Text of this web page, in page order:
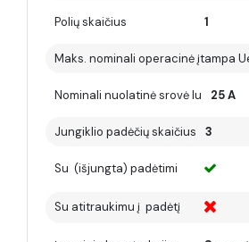
Polių skaičius 1
Maks. nominali operacinė įtampa
Nominali nuolatinė srovė Iu 25 A
Jungiklio padėčių skaičius 3
Su (išjungta) padėtimi
Su atitraukimu į padėtį